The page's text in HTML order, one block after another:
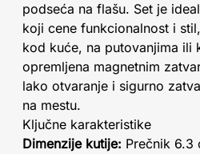
podseća na flašu. Set je
koji cene funkcionalnost i
kod kuće, na putovanjima ili
opremljena magnetnim
lako otvaranje i sigurno
na mestu.
Ključne karakteristike
Dimenzije kutije: Prečnik 6.3